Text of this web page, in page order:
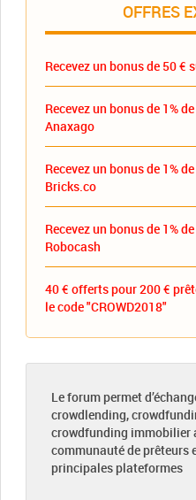
OFFRES
Recevez un bonus de 50 €
Recevez un bonus de 1%
Anaxago
Recevez un bonus de 1%
Bricks.co
Recevez un bonus de 1%
Robocash
40 € offerts pour 200 €
le code "CROWD2018"
Le forum permet
crowdlending,
crowdfunding immobilier
communauté de prêteurs
principales plateformes